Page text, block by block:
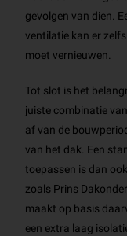
gevolgen van dien.
ventilatie kan er
moet vernieuwen.
Tot slot is het
juiste combinatie van
af van de
van het dak. Een
toepassen is dan
zoals Prins
maakt op basis
een extra laag